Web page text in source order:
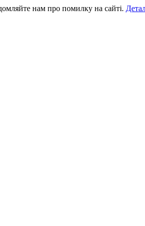
нам про помилку на сайті.